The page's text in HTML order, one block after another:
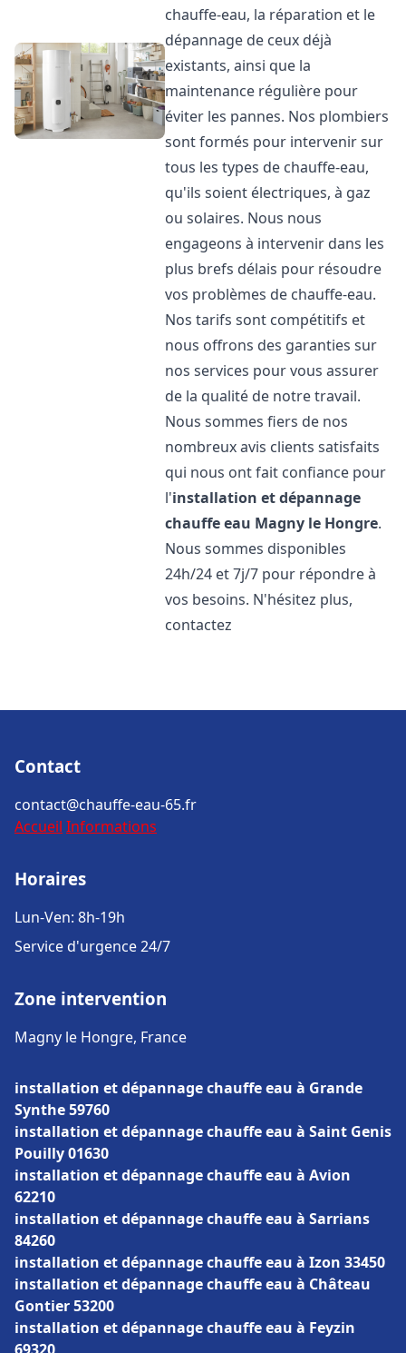
chauffe-eau, la réparation et le
dépannage de ceux déjà
existants, ainsi que la
maintenance régulière pour
éviter les pannes. Nos plombiers
sont formés pour intervenir sur
tous les types de chauffe-eau,
qu'ils soient électriques, à gaz
ou solaires. Nous nous
engageons à intervenir dans les
plus brefs délais pour résoudre
vos problèmes de chauffe-eau.
Nos tarifs sont compétitifs et
nous offrons des garanties sur
nos services pour vous assurer
de la qualité de notre travail.
Nous sommes fiers de nos
nombreux avis clients satisfaits
qui nous ont fait confiance pour
l'installation et dépannage
chauffe eau Magny le Hongre.
Nous sommes disponibles
24h/24 et 7j/7 pour répondre à
vos besoins. N'hésitez plus,
contactez
Contact
contact@chauffe-eau-65.fr
Accueil Informations
Horaires
Lun-Ven: 8h-19h
Service d'urgence 24/7
Zone intervention
Magny le Hongre, France
installation et dépannage chauffe eau à Grande
Synthe 59760
installation et dépannage chauffe eau à Saint Genis
Pouilly 01630
installation et dépannage chauffe eau à Avion
62210
installation et dépannage chauffe eau à Sarrians
84260
installation et dépannage chauffe eau à Izon 33450
installation et dépannage chauffe eau à Château
Gontier 53200
installation et dépannage chauffe eau à Feyzin